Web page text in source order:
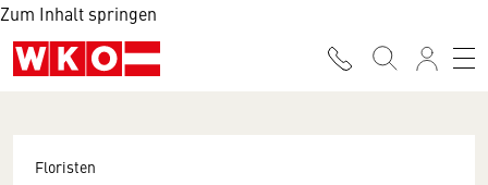
Zum Inhalt springen
Floristen